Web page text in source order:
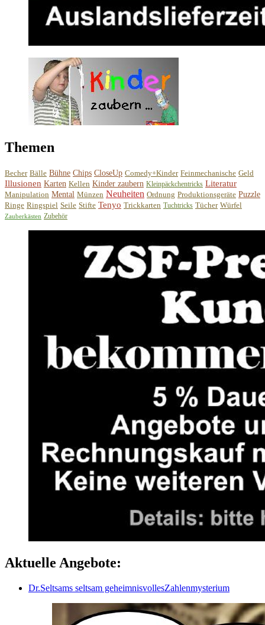
Themen
Becher Bälle Bühne Chips CloseUp Comedy+Kinder Feinmechanische Geld
Illusionen Karten Kellen Kinder zaubern Kleinpäckchentricks Literatur
Manipulation Mental Münzen Neuheiten Ordnung Produktionsgeräte Puzzle
Ringe Ringspiel Seile Stifte Tenyo Trickkarten Tuchtricks Tücher Würfel
Zauberkästen Zubehör
Aktuelle Angebote:
Dr.Seltsams seltsam geheimnisvollesZahlenmysterium